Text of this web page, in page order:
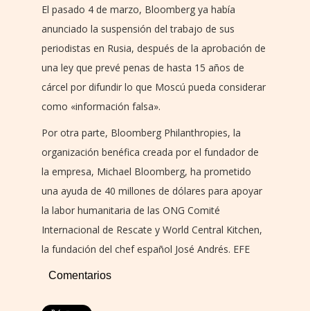
El pasado 4 de marzo, Bloomberg ya había
anunciado la suspensión del trabajo de sus
periodistas en Rusia, después de la aprobación de
una ley que prevé penas de hasta 15 años de
cárcel por difundir lo que Moscú pueda considerar
como «información falsa».
Por otra parte, Bloomberg Philanthropies, la
organización benéfica creada por el fundador de
la empresa, Michael Bloomberg, ha prometido
una ayuda de 40 millones de dólares para apoyar
la labor humanitaria de las ONG Comité
Internacional de Rescate y World Central Kitchen,
la fundación del chef español José Andrés. EFE
Comentarios